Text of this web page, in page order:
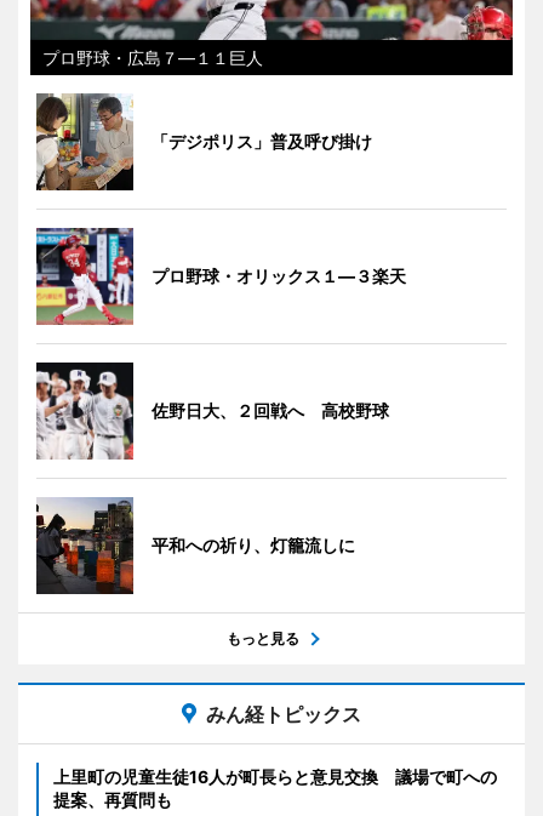
プロ野球・広島７―１１巨人
「デジポリス」普及呼び掛け
プロ野球・オリックス１―３楽天
佐野日大、２回戦へ 高校野球
平和への祈り、灯籠流しに
もっと見る
みん経トピックス
上里町の児童生徒16人が町長らと意見交換 議場で町への
提案、再質問も